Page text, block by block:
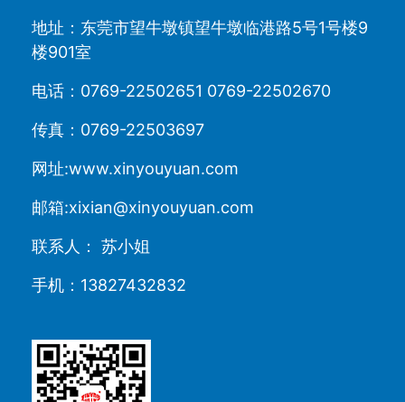
地址：东莞市望牛墩镇望牛墩临港路5号1号楼9
楼901室
电话：0769-22502651 0769-22502670
传真：0769-22503697
网址:www.xinyouyuan.com
邮箱:xixian@xinyouyuan.com
联系人： 苏小姐
手机：13827432832